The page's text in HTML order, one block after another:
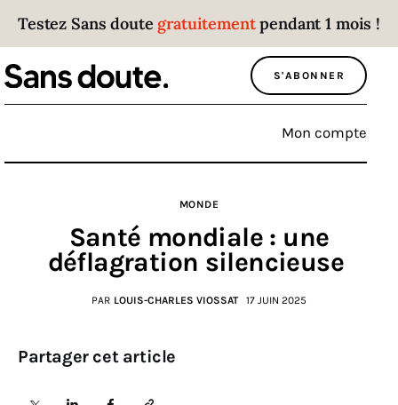
Testez Sans doute gratuitementpendant 1 mois !
S'ABONNER
Mon compte
Sans doute
Parce que plus personne n’écoute les gens
qui ont des choses à dire.
Politique
Monde
MONDE
Santé mondiale : une
déflagration silencieuse
PAR LOUIS-CHARLES VIOSSAT 17 JUIN 2025
Partager cet article